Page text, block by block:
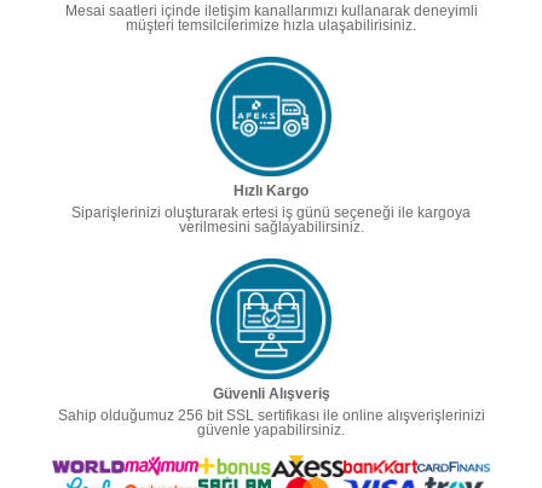
Mesai saatleri içinde iletişim kanallarımızı kullanarak deneyimli
müşteri temsilcilerimize hızla ulaşabilirisiniz.
Hızlı Kargo
Siparişlerinizi oluşturarak ertesi iş günü seçeneği ile kargoya
verilmesini sağlayabilirsiniz.
Güvenli Alışveriş
Sahip olduğumuz 256 bit SSL sertifikası ile online alışverişlerinizi
güvenle yapabilirsiniz.